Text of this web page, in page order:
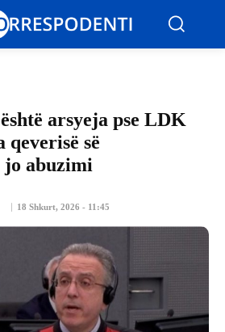
arsyeja pse LDK
qeverisë së
jo abuzimi
18 Shkurt, 2026 - 11:45